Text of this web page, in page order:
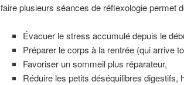
faire plusieurs séances de réflexologie permet
Évacuer le stress accumulé depuis le
Préparer le corps à la rentrée (qui arrive
Favoriser un sommeil plus réparateur,
Réduire les petits déséquilibres digestifs,